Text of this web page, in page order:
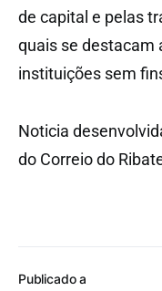
Publicado a
de capital e pelas
quais se destacam
instituições sem
Noticia
do Correio do